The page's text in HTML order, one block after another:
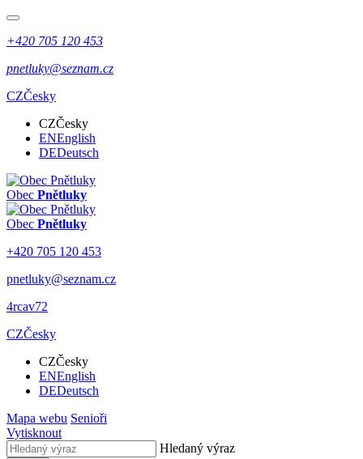
+420 705 120 453
pnetluky@seznam.cz
CZČesky
CZČesky
ENEnglish
DEDeutsch
Obec Pnětluky
Obec Pnětluky
+420 705 120 453
pnetluky@seznam.cz
4rcav72
CZČesky
CZČesky
ENEnglish
DEDeutsch
Mapa webu Senioři
Vytisknout
Hledaný výraz